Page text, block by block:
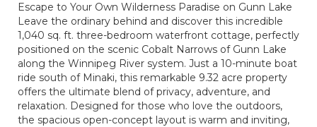
Escape to Your Own Wilderness Paradise on Gunn Lake
Leave the ordinary behind and discover this incredible
1,040 sq. ft. three-bedroom waterfront cottage, perfectly
positioned on the scenic Cobalt Narrows of Gunn Lake
along the Winnipeg River system. Just a 10-minute boat
ride south of Minaki, this remarkable 9.32 acre property
offers the ultimate blend of privacy, adventure, and
relaxation. Designed for those who love the outdoors,
the spacious open-concept layout is warm and inviting,